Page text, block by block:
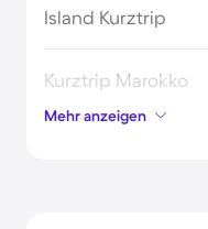
Island Kurztrip
Kurztrip Marokko
Mehr anzeigen